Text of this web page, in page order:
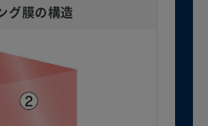
グ膜の構造